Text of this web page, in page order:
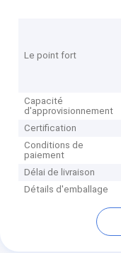
Le point fort
Capacité
d'approvisionnement
Certification
Conditions de
paiement
Délai de livraison
Détails d'emballage